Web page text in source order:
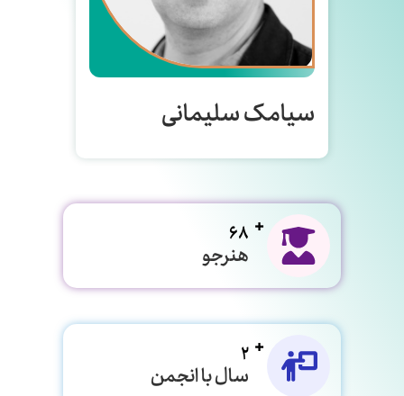
68
هنرجو
2
سال با انجمن
سیامک سلیمانی